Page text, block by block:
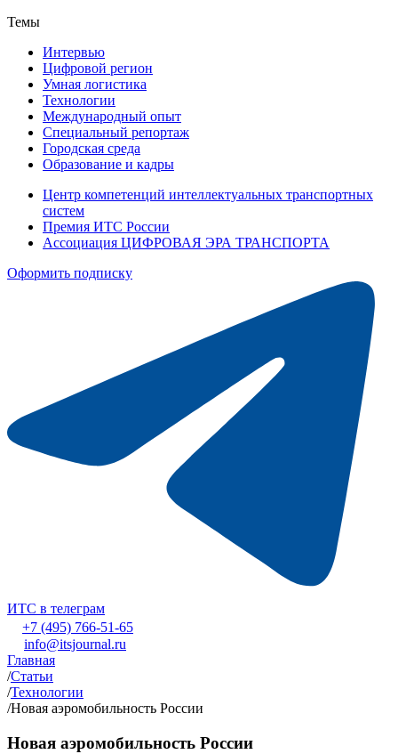
Темы
Интервью
Цифровой регион
Умная логистика
Технологии
Международный опыт
Специальный репортаж
Городская среда
Образование и кадры
Центр компетенций интеллектуальных транспортных
систем
Премия ИТС России
Ассоциация ЦИФРОВАЯ ЭРА ТРАНСПОРТА
Оформить подписку
ИТС в телеграм
+7 (495) 766-51-65
info@itsjournal.ru
Главная
/Статьи
/Технологии
/Новая аэромобильность России
Новая аэромобильность России